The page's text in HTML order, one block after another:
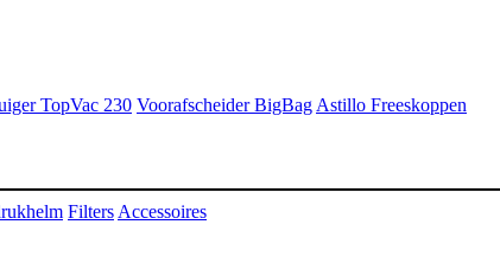
TopVac 230 Voorafscheider BigBag Astillo Freeskoppen
Filters Accessoires